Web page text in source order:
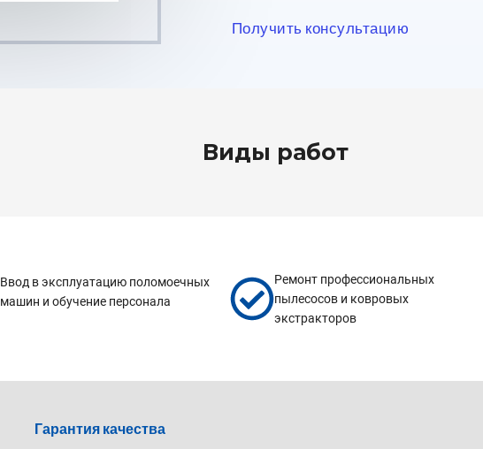
Получить консультацию
Виды работ
Ввод в эксплуатацию поломоечных
машин и обучение персонала
Ремонт профессиональных
пылесосов и ковровых
экстракторов
Гарантия качества